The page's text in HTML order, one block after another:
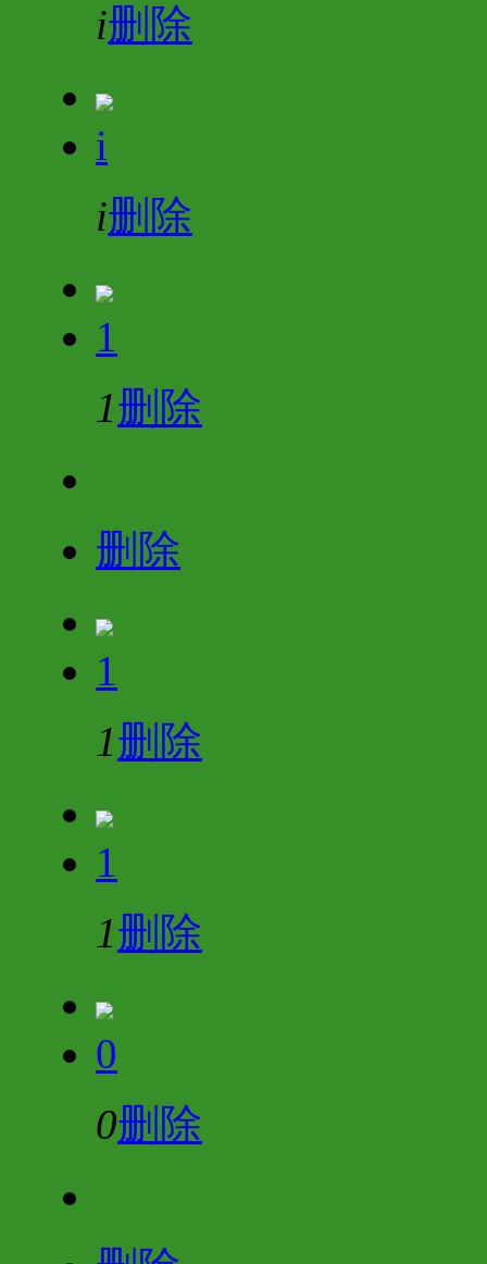
i删除
i
i删除
1
1删除
删除
1
1删除
1
1删除
0
0删除